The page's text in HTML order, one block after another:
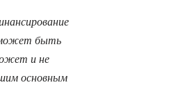
быть
и не
основным